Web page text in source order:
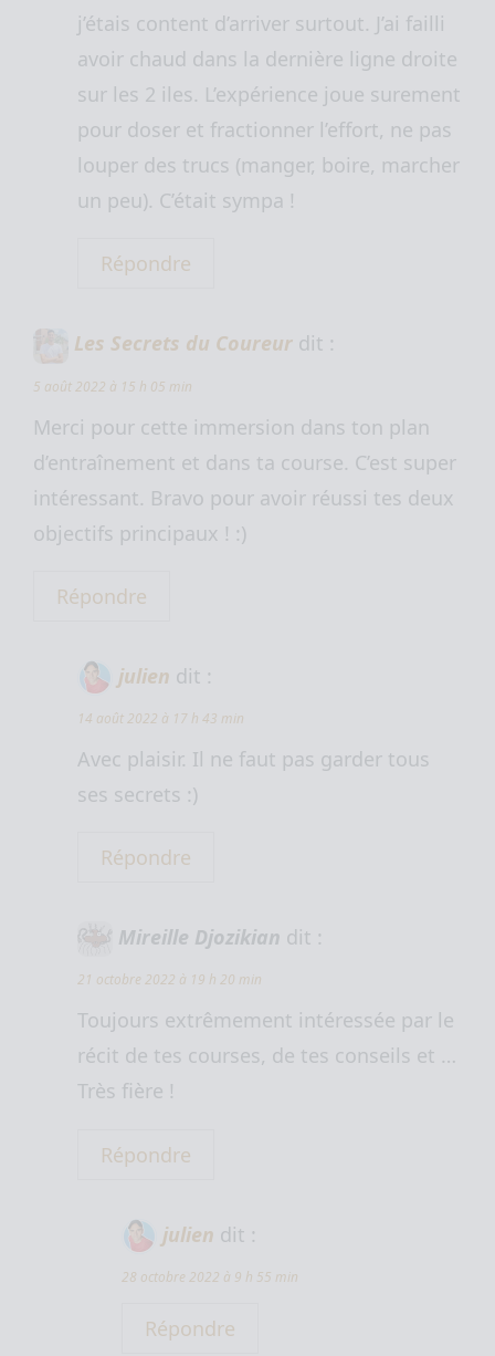
j’étais content d’arriver surtout. J’ai failli
avoir chaud dans la dernière ligne droite
sur les 2 iles. L’expérience joue surement
pour doser et fractionner l’effort, ne pas
louper des trucs (manger, boire, marcher
un peu). C’était sympa !
Répondre
Les Secrets du Coureur dit :
5 août 2022 à 15 h 05 min
Merci pour cette immersion dans ton plan
d’entraînement et dans ta course. C’est super
intéressant. Bravo pour avoir réussi tes deux
objectifs principaux ! :)
Répondre
julien dit :
14 août 2022 à 17 h 43 min
Avec plaisir. Il ne faut pas garder tous
ses secrets :)
Répondre
Mireille Djozikian dit :
21 octobre 2022 à 19 h 20 min
Toujours extrêmement intéressée par le
récit de tes courses, de tes conseils et …
Très fière !
Répondre
julien dit :
28 octobre 2022 à 9 h 55 min
Répondre